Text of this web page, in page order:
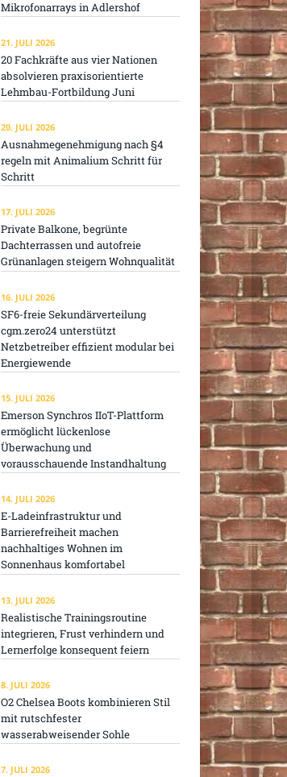
Mikrofonarrays in Adlershof
21. JULI 2026
20 Fachkräfte aus vier Nationen
absolvieren praxisorientierte
Lehmbau-Fortbildung Juni
20. JULI 2026
Ausnahmegenehmigung nach §4
regeln mit Animalium Schritt für
Schritt
17. JULI 2026
Private Balkone, begrünte
Dachterrassen und autofreie
Grünanlagen steigern Wohnqualität
16. JULI 2026
SF6-freie Sekundärverteilung
cgm.zero24 unterstützt
Netzbetreiber effizient modular bei
Energiewende
15. JULI 2026
Emerson Synchros IIoT-Plattform
ermöglicht lückenlose
Überwachung und
vorausschauende Instandhaltung
14. JULI 2026
E-Ladeinfrastruktur und
Barrierefreiheit machen
nachhaltiges Wohnen im
Sonnenhaus komfortabel
13. JULI 2026
Realistische Trainingsroutine
integrieren, Frust verhindern und
Lernerfolge konsequent feiern
8. JULI 2026
O2 Chelsea Boots kombinieren Stil
mit rutschfester
wasserabweisender Sohle
7. JULI 2026